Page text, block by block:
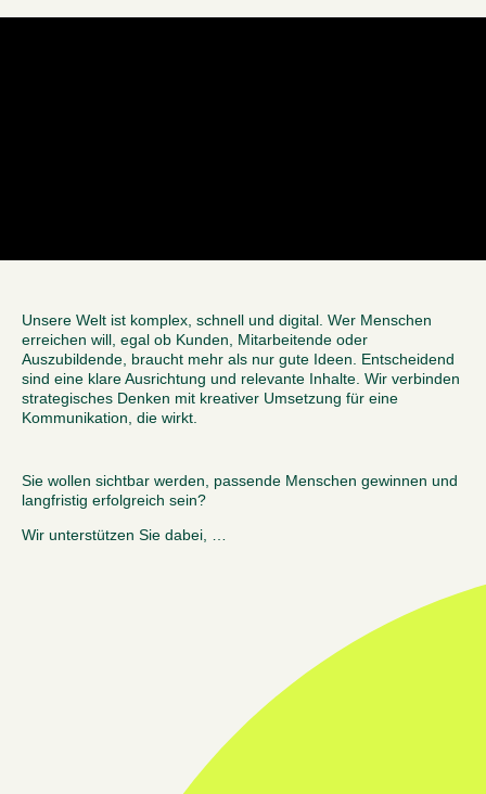
Unsere Welt ist komplex, schnell und digital. Wer Menschen
erreichen will, egal ob Kunden, Mitarbeitende oder
Auszubildende, braucht mehr als nur gute Ideen. Entscheidend
sind eine klare Ausrichtung und relevante Inhalte. Wir verbinden
strategisches Denken mit kreativer Umsetzung für eine
Kommunikation, die wirkt.
Sie wollen sichtbar werden, passende Menschen gewinnen und
langfristig erfolgreich sein?
Wir unterstützen Sie dabei, …